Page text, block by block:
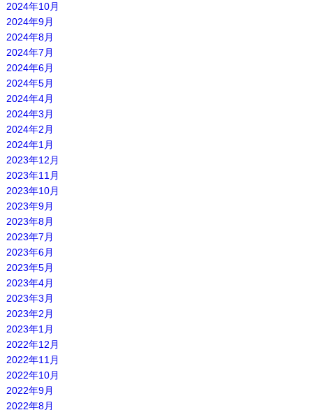
2024年10月
2024年9月
2024年8月
2024年7月
2024年6月
2024年5月
2024年4月
2024年3月
2024年2月
2024年1月
2023年12月
2023年11月
2023年10月
2023年9月
2023年8月
2023年7月
2023年6月
2023年5月
2023年4月
2023年3月
2023年2月
2023年1月
2022年12月
2022年11月
2022年10月
2022年9月
2022年8月